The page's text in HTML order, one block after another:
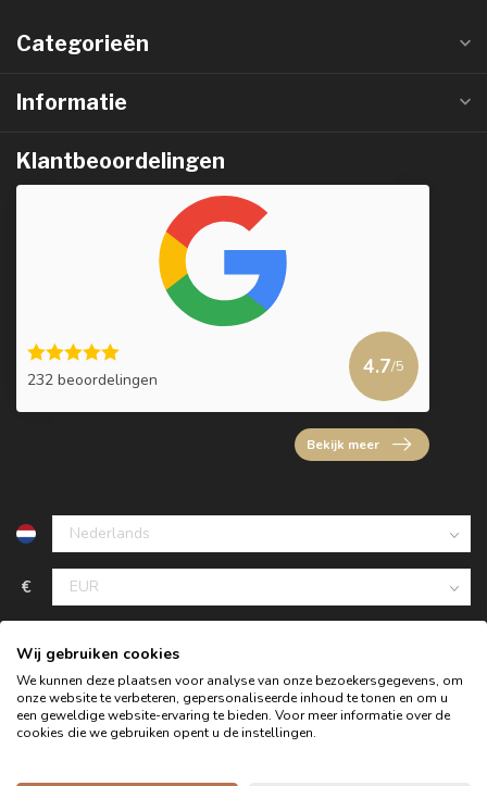
Categorieën
Informatie
Klantbeoordelingen
232 beoordelingen
4.7/5
Bekijk meer
€
Wij gebruiken cookies
We kunnen deze plaatsen voor analyse van onze bezoekersgegevens, om
onze website te verbeteren, gepersonaliseerde inhoud te tonen en om u
een geweldige website-ervaring te bieden. Voor meer informatie over de
cookies die we gebruiken opent u de instellingen.